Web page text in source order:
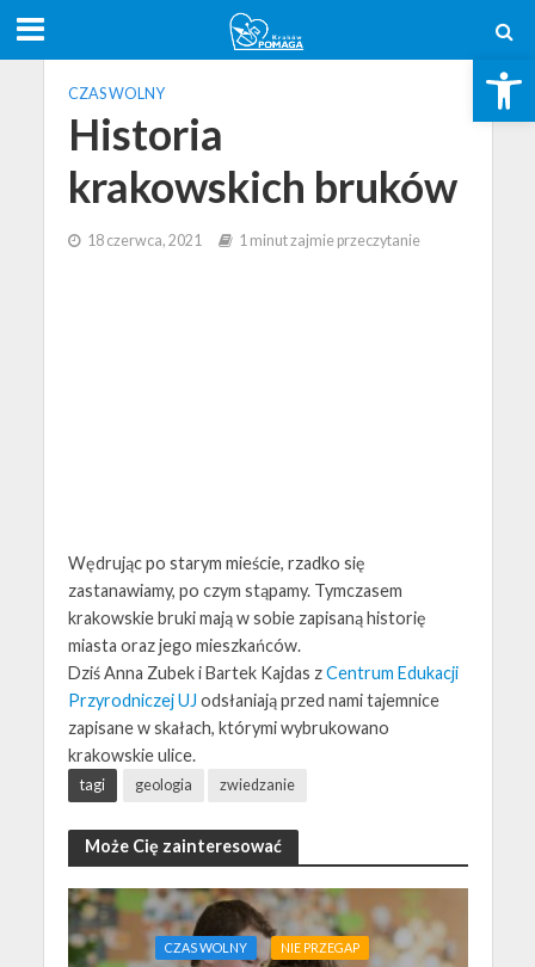
Otwórz pasek narzędzi
CZAS WOLNY
Historia
krakowskich bruków
18 czerwca, 2021 1 minut zajmie przeczytanie
Wędrując po starym mieście, rzadko się
zastanawiamy, po czym stąpamy. Tymczasem
krakowskie bruki mają w sobie zapisaną historię
miasta oraz jego mieszkańców.
Dziś Anna Zubek i Bartek Kajdas zCentrum Edukacji
Przyrodniczej UJ odsłaniają przed nami tajemnice
zapisane w skałach, którymi wybrukowano
krakowskie ulice.
tagi geologia zwiedzanie
Może Cię zainteresować
CZAS WOLNY NIE PRZEGAP